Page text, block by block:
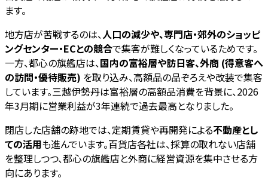
ます。
地方店が苦戦するのは、人口の減少や、専門店・郊外のショッピ
ングセンター・ECとの競合で集客が難しくなっているためです。
一方、都心の旗艦店は、国内の富裕層や訪日客、外商 (得意客へ
の訪問・優待販売) を取り込み、高額品の品ぞろえや改装で集客
しています。三越伊勢丹は富裕層の高額品消費を背景に、2026
年3月期に営業利益が3年連続で過去最高となりました。
閉店した店舗の跡地では、定期賃貸や再開発による不動産とし
ての活用も進んでいます。百貨店各社は、採算の取れない店舗
を整理しつつ、都心の旗艦店と外商に経営資源を集中させる方
向にあります。